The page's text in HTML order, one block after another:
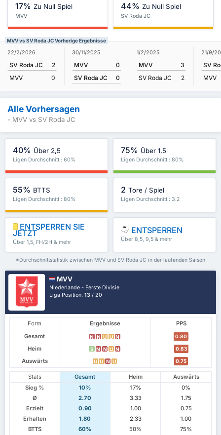
17% Zu Null Spiel
MVV
44% Zu Null Spiel
SV Roda JC
MVV vs SV Roda JC Vorherige Ergebnisse
22/2/2026
SV Roda JC
2
MVV
0
30/11/2025
MVV
0
SV Roda JC
0
1/2/2025
MVV
3
SV Roda JC
2
21/9/
SV
MVV
Alle Vorhersagen
- MVV vs SV Roda JC
40% Über 2,5
Ligen Durchschnitt : 60%
75% Über 1,5
Ligen Durchschnitt : 80%
55% BTTS
Ligen Durchschnitt : 80%
2 Tore / Spiel
Ligen Durchschnitt : 3.2
ENTSPERREN SIE
JETZT
Über 1,5, FH/2H & mehr
ENTSPERREN
Über 8,5, 9,5 & mehr
*Durchschnittstatistik zwischen MVV und SV Roda JC in der laufenden Saison
MVV
Niederlande - Eerste Divisie
Liga Position.13 / 20
Form Ergebnisse
PPS
Gesamt
N N U U N 0.80
Heim S N N U N 0.83
Auswärts U U N U 0.75
Stats Gesamt Heim
Auswärts
Sieg %
10% 17%
0%
Ø
2.70 3.33
1.75
Erzielt
0.90 1.00
0.75
Erhalten
1.80 2.33
1.00
BTTS
60% 50%
75%